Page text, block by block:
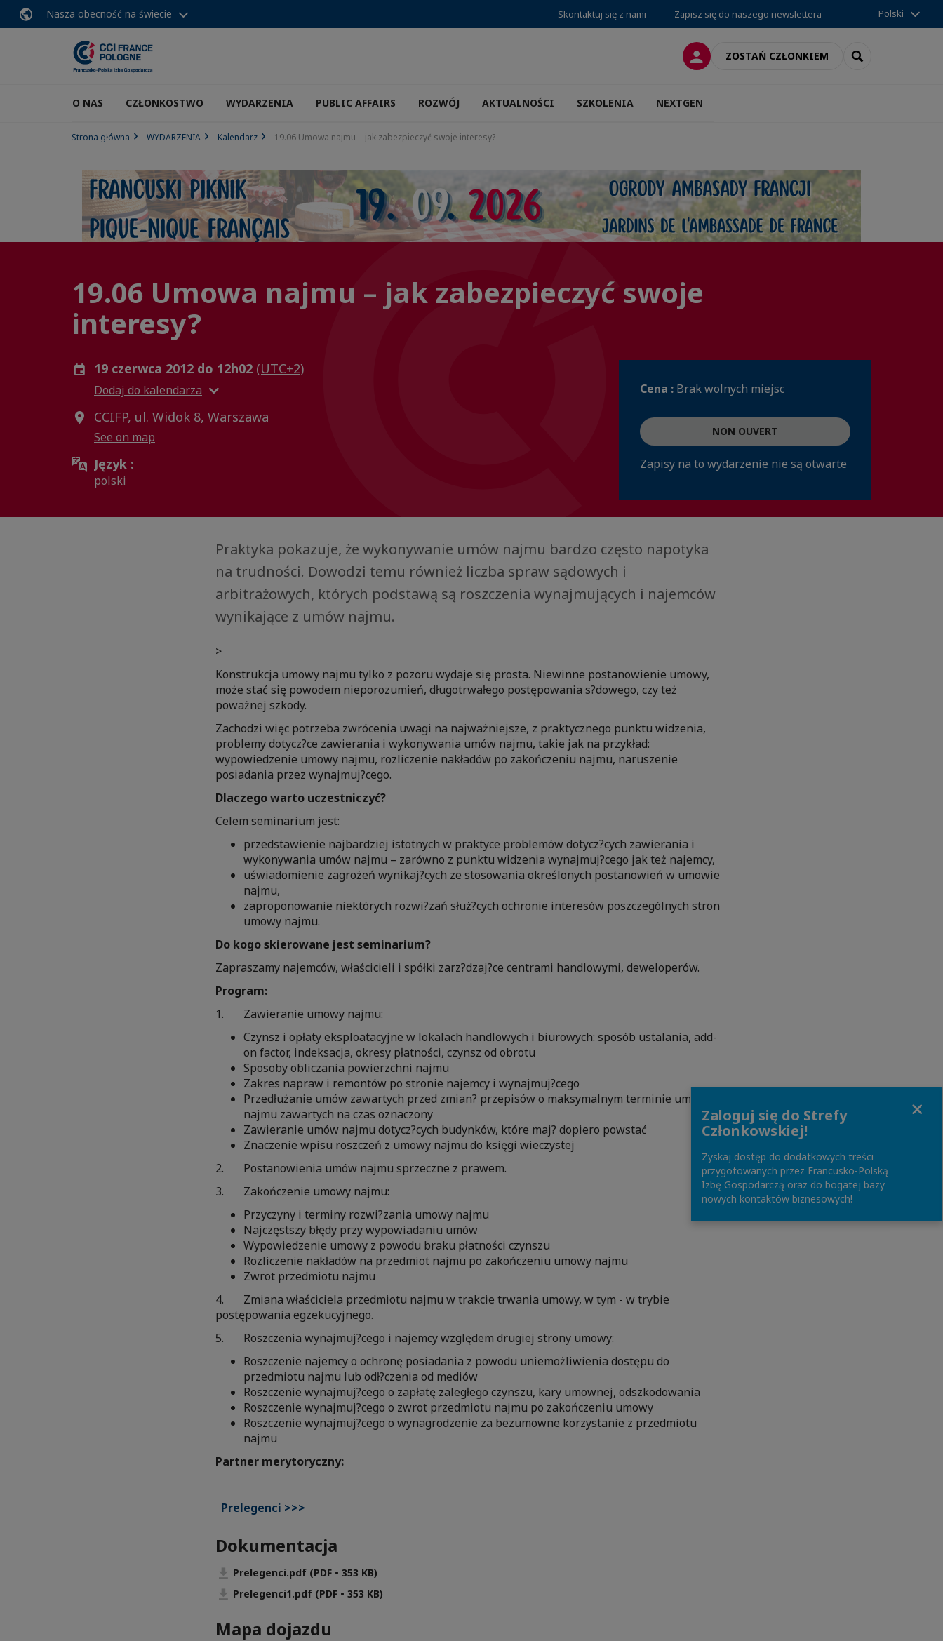
Nasza obecność na świecie Skontaktuj się z nami Zapisz się do naszego newslettera Polski
LOGOWANIEZOSTAŃ CZŁONKIEM SEARCH
O NAS CZŁONKOSTWO WYDARZENIA PUBLIC AFFAIRS ROZWÓJ AKTUALNOŚCI SZKOLENIA NEXTGEN
Strona główna WYDARZENIA Kalendarz 19.06 Umowa najmu – jak zabezpieczyć swoje interesy?
19.06 Umowa najmu – jak zabezpieczyć swoje
interesy?
19 czerwca 2012 do 12h02 (UTC+2)
Dodaj do kalendarza
CCIFP, ul. Widok 8, Warszawa
See on map
Język :
polski
Cena : Brak wolnych miejsc
NON OUVERT
Zapisy na to wydarzenie nie są otwarte
Praktyka pokazuje, że wykonywanie umów najmu bardzo często napotyka
na trudności. Dowodzi temu również liczba spraw sądowych i
arbitrażowych, których podstawą są roszczenia wynajmujących i najemców
wynikające z umów najmu.
>
Konstrukcja umowy najmu tylko z pozoru wydaje się prosta. Niewinne postanowienie umowy,
może stać się powodem nieporozumień, długotrwałego postępowania s?dowego, czy też
poważnej szkody.
Zachodzi więc potrzeba zwrócenia uwagi na najważniejsze, z praktycznego punktu widzenia,
problemy dotycz?ce zawierania i wykonywania umów najmu, takie jak na przykład:
wypowiedzenie umowy najmu, rozliczenie nakładów po zakończeniu najmu, naruszenie
posiadania przez wynajmuj?cego.
Dlaczego warto uczestniczyć?
Celem seminarium jest:
przedstawienie najbardziej istotnych w praktyce problemów dotycz?cych zawierania i
wykonywania umów najmu – zarówno z punktu widzenia wynajmuj?cego jak też najemcy,
uświadomienie zagrożeń wynikaj?cych ze stosowania określonych postanowień w umowie
najmu,
zaproponowanie niektórych rozwi?zań służ?cych ochronie interesów poszczególnych stron
umowy najmu.
Do kogo skierowane jest seminarium?
Zapraszamy najemców, właścicieli i spółki zarz?dzaj?ce centrami handlowymi, deweloperów.
Program:
1. Zawieranie umowy najmu:
Czynsz i opłaty eksploatacyjne w lokalach handlowych i biurowych: sposób ustalania, add-
on factor, indeksacja, okresy płatności, czynsz od obrotu
Sposoby obliczania powierzchni najmu
Zakres napraw i remontów po stronie najemcy i wynajmuj?cego
Przedłużanie umów zawartych przed zmian? przepisów o maksymalnym terminie umów
najmu zawartych na czas oznaczony
Zawieranie umów najmu dotycz?cych budynków, które maj? dopiero powstać
Znaczenie wpisu roszczeń z umowy najmu do księgi wieczystej
2. Postanowienia umów najmu sprzeczne z prawem.
3. Zakończenie umowy najmu:
Przyczyny i terminy rozwi?zania umowy najmu
Najczęstszy błędy przy wypowiadaniu umów
Wypowiedzenie umowy z powodu braku płatności czynszu
Rozliczenie nakładów na przedmiot najmu po zakończeniu umowy najmu
Zwrot przedmiotu najmu
4. Zmiana właściciela przedmiotu najmu w trakcie trwania umowy, w tym - w trybie
postępowania egzekucyjnego.
5. Roszczenia wynajmuj?cego i najemcy względem drugiej strony umowy:
Roszczenie najemcy o ochronę posiadania z powodu uniemożliwienia dostępu do
przedmiotu najmu lub odł?czenia od mediów
Roszczenie wynajmuj?cego o zapłatę zaległego czynszu, kary umownej, odszkodowania
Roszczenie wynajmuj?cego o zwrot przedmiotu najmu po zakończeniu umowy
Roszczenie wynajmuj?cego o wynagrodzenie za bezumowne korzystanie z przedmiotu
najmu
Partner merytoryczny:
Prelegenci >>>
Dokumentacja
Prelegenci.pdf (PDF • 353 KB)
Prelegenci1.pdf (PDF • 353 KB)
Mapa dojazdu
Zaloguj się do Strefy
Członkowskiej!
Zyskaj dostęp do dodatkowych treści
przygotowanych przez Francusko-Polską
Izbę Gospodarczą oraz do bogatej bazy
nowych kontaktów biznesowych!